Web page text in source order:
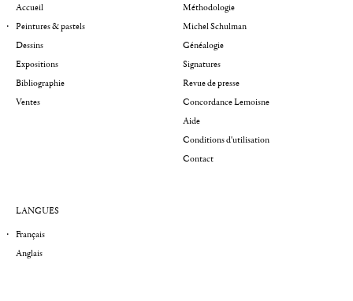
Accueil
Peintures & pastels
Dessins
Expositions
Bibliographie
Ventes
Méthodologie
Michel Schulman
Généalogie
Signatures
Revue de presse
Concordance Lemoisne
Aide
Conditions d'utilisation
Contact
LANGUES
Français
Anglais